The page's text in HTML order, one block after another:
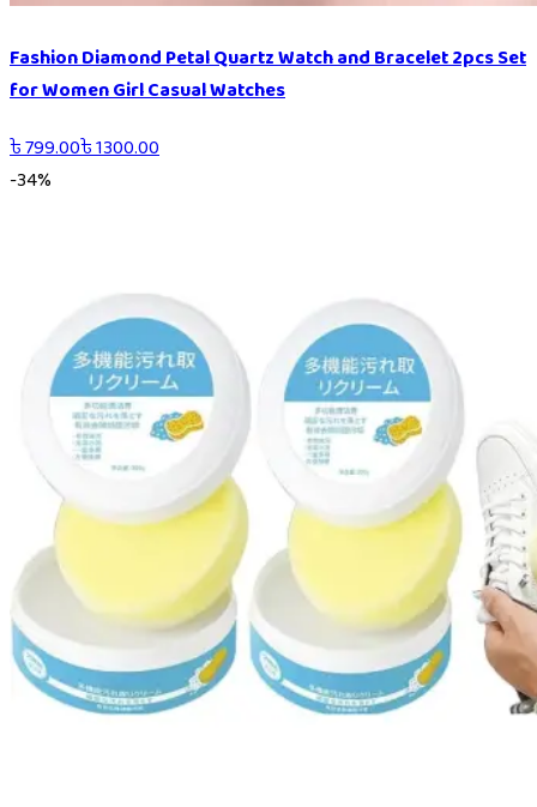
Fashion Diamond Petal Quartz Watch and Bracelet 2pcs Set
for Women Girl Casual Watches
৳799.00৳1300.00
-34%